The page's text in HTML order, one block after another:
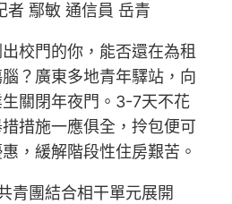
者 鄢敏 通信員 岳青
校門的你，能否還在為租
？廣東多地青年驛站，向
關閉年夜門。3-7天不花
措施一應俱全，拎包便可
，緩解階段性住房艱苦。
青團結合相干單元展開